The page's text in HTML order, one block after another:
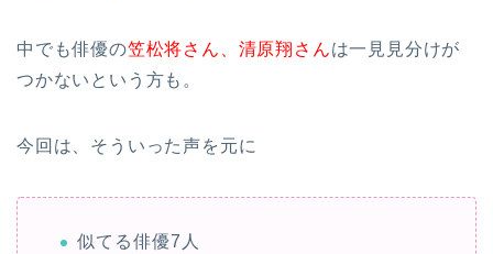
中でも俳優の笠松将さん、清原翔さんは一見見分けが
つかないという方も。
今回は、そういった声を元に
似てる俳優7人